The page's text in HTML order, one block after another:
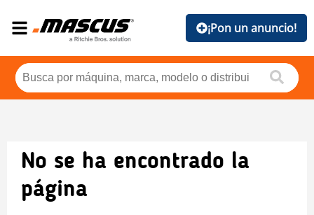
¡Pon un anuncio!
No se ha encontrado la
página